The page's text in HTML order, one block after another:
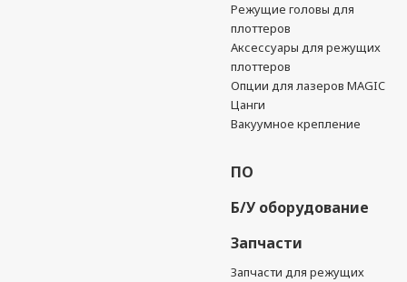
Режущие головы для
плоттеров
Аксессуары для режущих
плоттеров
Опции для лазеров MAGIC
Цанги
Вакуумное крепление
ПО
Б/У оборудование
Запчасти
Запчасти для режущих